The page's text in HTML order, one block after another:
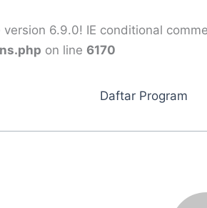
version 6.9.0! IE conditional
on line 6170
Daftar Program